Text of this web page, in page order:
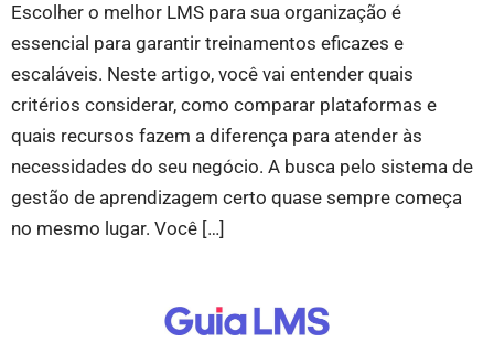
Escolher o melhor LMS para sua organização é
essencial para garantir treinamentos eficazes e
escaláveis. Neste artigo, você vai entender quais
critérios considerar, como comparar plataformas e
quais recursos fazem a diferença para atender às
necessidades do seu negócio. A busca pelo sistema de
gestão de aprendizagem certo quase sempre começa
no mesmo lugar. Você […]